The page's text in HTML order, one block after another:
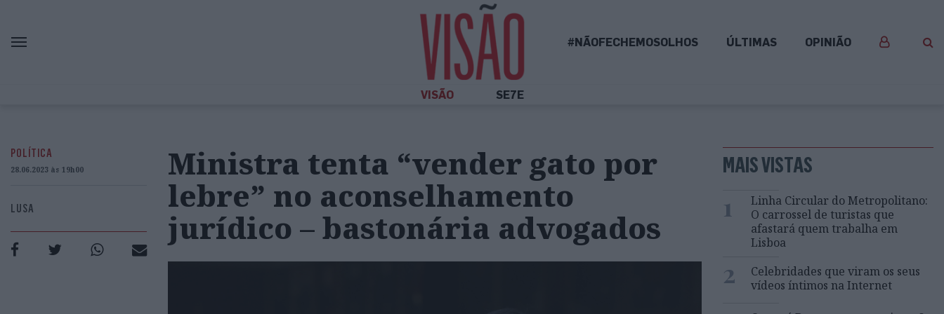
#NÃOFECHEMOSOLHOS ÚLTIMAS OPINIÃO
VISÃO SE7E
POLÍTICA
28.06.2023 às 19h00
LUSA
Ministra tenta “vender gato por
lebre” no aconselhamento
jurídico – bastonária advogados
MAIS VISTAS
1
Linha Circular do Metropolitano:
O carrossel de turistas que
afastará quem trabalha em
Lisboa
2
Celebridades que viram os seus
vídeos íntimos na Internet